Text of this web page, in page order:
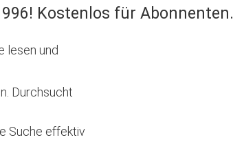
Kostenlos für Abonnenten.
lesen und
Durchsucht
Suche effektiv